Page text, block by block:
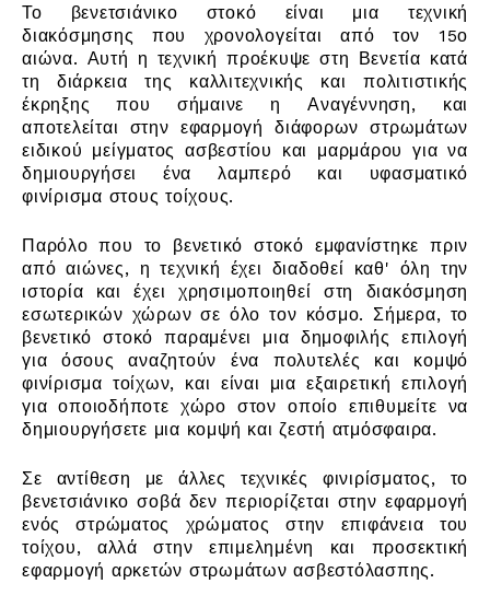
Το βενετσιάνικο στοκό είναι μια τεχνική
διακόσμησης που χρονολογείται από τον 15ο
αιώνα. Αυτή η τεχνική προέκυψε στη Βενετία κατά
τη διάρκεια της καλλιτεχνικής και πολιτιστικής
έκρηξης που σήμαινε η Αναγέννηση, και
αποτελείται στην εφαρμογή διάφορων στρωμάτων
ειδικού μείγματος ασβεστίου και μαρμάρου για να
δημιουργήσει ένα λαμπερό και υφασματικό
φινίρισμα στους τοίχους.
Παρόλο που το βενετικό στοκό εμφανίστηκε πριν
από αιώνες, η τεχνική έχει διαδοθεί καθ' όλη την
ιστορία και έχει χρησιμοποιηθεί στη διακόσμηση
εσωτερικών χώρων σε όλο τον κόσμο. Σήμερα, το
βενετικό στοκό παραμένει μια δημοφιλής επιλογή
για όσους αναζητούν ένα πολυτελές και κομψό
φινίρισμα τοίχων, και είναι μια εξαιρετική επιλογή
για οποιοδήποτε χώρο στον οποίο επιθυμείτε να
δημιουργήσετε μια κομψή και ζεστή ατμόσφαιρα.
Σε αντίθεση με άλλες τεχνικές φινιρίσματος, το
βενετσιάνικο σοβά δεν περιορίζεται στην εφαρμογή
ενός στρώματος χρώματος στην επιφάνεια του
τοίχου, αλλά στην επιμελημένη και προσεκτική
εφαρμογή αρκετών στρωμάτων ασβεστόλασπης.